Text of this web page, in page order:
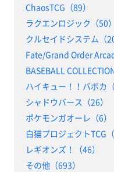
ChaosTCG（89）
ラクエンロジック（50）
クルセイドシステム（20
Fate/Grand Order
BASEBALL
ハイキュー！！バボカ（
シャドウバース（26）
ポケモンガオーレ（6）
白猫プロジェクトTCG（
レギオンズ！（46）
その他（693）